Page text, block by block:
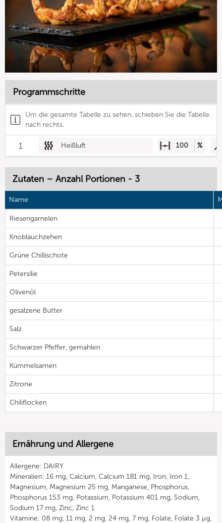
Programmschritte
Um die gesamte Tabelle zu sehen, schieben Sie die Tabelle
nach rechts.
1 Heißluft 100 %
Zutaten – Anzahl Portionen - 3
Name
Riesengarnelen
Knoblauchzehen
Grüne Chillischote
Petersilie
Olivenöl
gesalzene Butter
Salz
Schwarzer Pfeffer, gemahlen
Kümmelsamen
Zitrone
Chiliflocken
Ernährung und Allergene
Allergene: DAIRY
Mineralien: 16 mg, Calcium, Calcium 181 mg, Iron, Iron 1,
Magnesium, Magnesium 25 mg, Manganese, Phosphorus,
Phosphorus 153 mg, Potassium, Potassium 401 mg, Sodium,
Sodium 17 mg, Zinc, Zinc 1
Vitamine: 08 mg, 11 mg, 2 mg, 24 mg, 7 mg, Folate, Folate 3 µg,